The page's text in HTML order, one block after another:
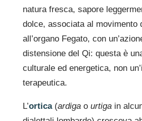
natura fresca, sapore
dolce, associata al movimento
all’organo Fegato, con
distensione del Qi: questa è
culturale ed energetica, non
terapeutica.
L’ortica(ardiga o urtiga in